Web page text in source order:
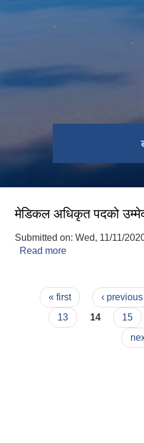
गाउँपालिकाको
अध्यक्ष
तमानखोला
को
तमानखोला
मेडिकल अधिकृत पदको
Submitted on: Wed, 11/11/
Read more
Pages
« first ‹ previous
13
14 15